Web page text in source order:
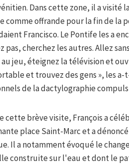
Dans cette zone, il a
comme offrande pour la fin de la
Francisco. Le Pontife les a
pas, cherchez les autres. Allez
jeu, éteignez la télévision et
et trouvez des gens », les a-
de la dactylographie
cette brève visite, François a
place Saint-Marc et a
Il a notamment évoqué le
construite sur l'eau et dont le